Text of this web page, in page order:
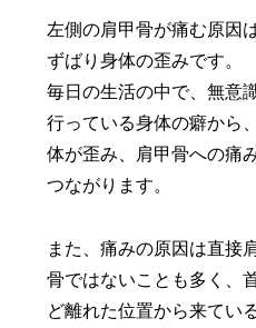
左側の肩甲骨が痛む原因は
ずばり身体の歪みです。
毎日の生活の中で、無意
行っている身体の癖から
体が歪み、肩甲骨への痛
つながります。
また、痛みの原因は直接
骨ではないことも多く、
ど離れた位置から来てい